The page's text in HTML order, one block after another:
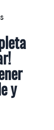
y